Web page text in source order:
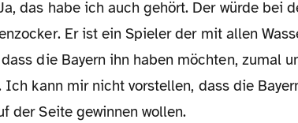
das habe ich auch gehört. Der würde bei
Er ist ein Spieler der mit allen
die Bayern ihn haben möchten, zumal
Ich kann mir nicht vorstellen, dass die
der Seite gewinnen wollen.